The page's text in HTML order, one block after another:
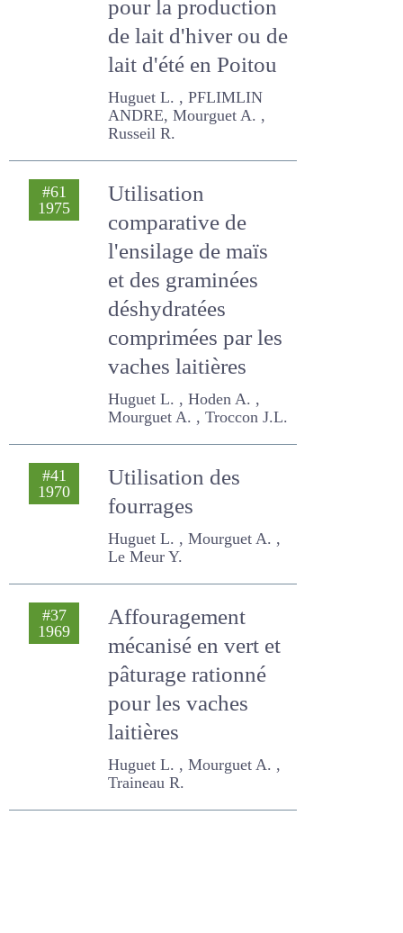
systèmes
fourragers pour la
production de lait
d'hiver ou de lait
d'été en Poitou
Huguet L. , PFLIMLIN ANDRE,
Mourguet A. , Russeil R.
Utilisation
comparative de
l'ensilage de maïs
et des graminées
déshydratées
comprimées par
les vaches laitières
Huguet L. , Hoden A. ,
Mourguet A. , Troccon J.L.
Utilisation des
fourrages
Huguet L. , Mourguet A. , Le
Meur Y.
Affouragement
mécanisé en vert
et pâturage
rationné pour les
vaches laitières